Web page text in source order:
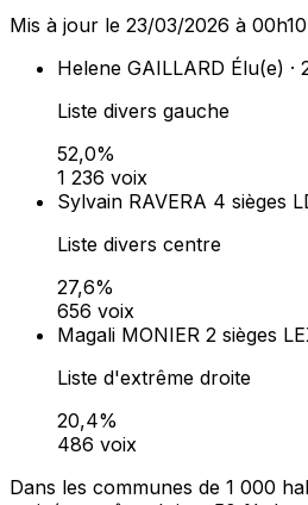
Mis à jour le 23/03/2026 à 00h10
Helene GAILLARD Élu(e) ·
Liste divers gauche
52,0%
1 236 voix
Sylvain RAVERA 4 sièges
Liste divers centre
27,6%
656 voix
Magali MONIER 2 sièges
Liste d'extrême droite
20,4%
486 voix
Dans les communes de 1 000